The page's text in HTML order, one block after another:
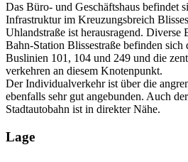
Das Büro- und Geschäftshaus befindet
Infrastruktur im Kreuzungsbreich
Uhlandstraße ist herausragend.
Bahn-Station Blissestraße befinden
Buslinien 101, 104 und 249 und die
verkehren an diesem Knotenpunkt.
Der Individualverkehr ist über die
ebenfalls sehr gut angebunden. Auch
Stadtautobahn ist in direkter Nähe.
Lage